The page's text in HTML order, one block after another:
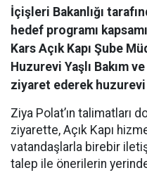
İçişleri Bakanlığı
hedef programı
Kars Açık Kapı Şube
Huzurevi Yaşlı Bakım
ziyaret ederek
Ziya Polat’ın talimatları
ziyarette, Açık Kapı
vatandaşlarla birebir
talep ile önerilerin